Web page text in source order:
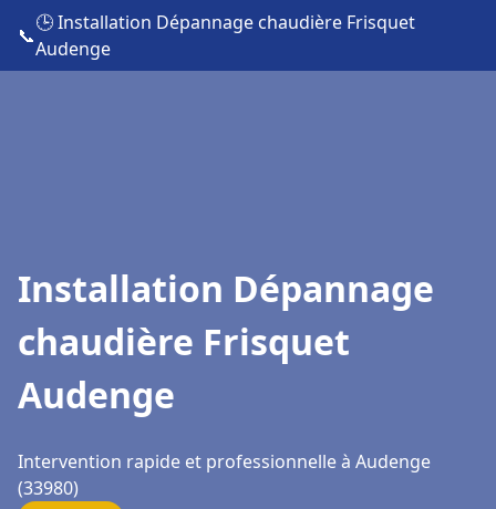
📞
🕒 Installation Dépannage chaudière Frisquet
Audenge
Installation Dépannage
chaudière Frisquet
Audenge
Intervention rapide et professionnelle à Audenge
(33980)